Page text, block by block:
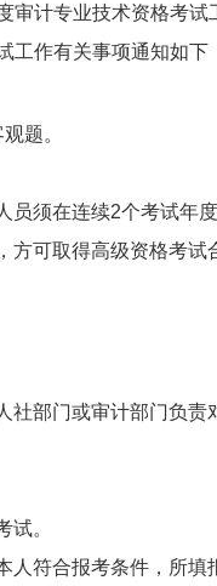
审计专业技术资格考试
工作有关事项通知如下
题。
员须在连续2个考试年
方可取得高级资格考试
社部门或审计部门负责
。
人符合报考条件，所填